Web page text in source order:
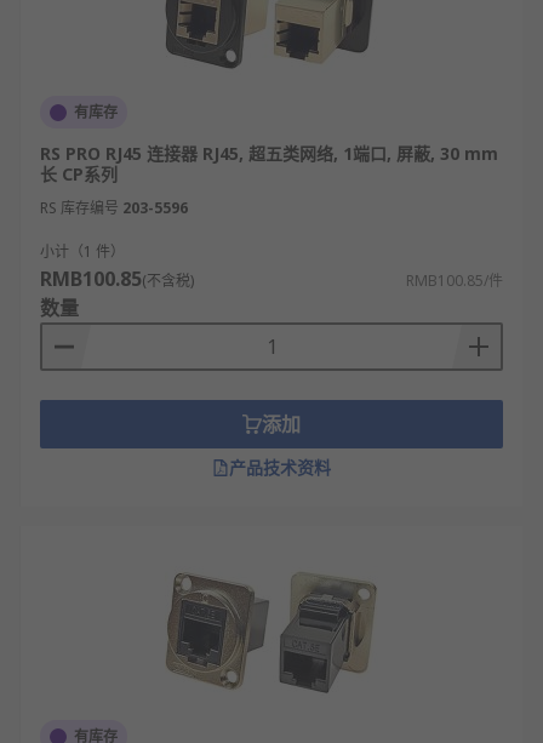
有库存
RS PRO RJ45 连接器 RJ45, 超五类网络, 1端口, 屏蔽, 30 mm
长 CP系列
RS 库存编号 203-5596
小计（1 件）
RMB100.85(不含税) RMB100.85/件
数量
添加
产品技术资料
有库存